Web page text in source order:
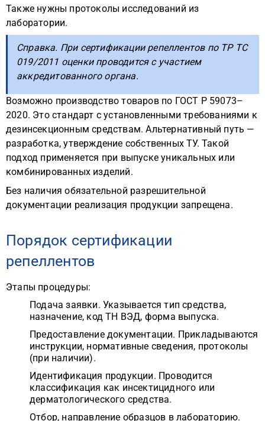
Также нужны протоколы исследований из
лаборатории.
Справка. При сертификации репеллентов по ТР ТС
019/2011 оценки проводится с участием
аккредитованного органа.
Возможно производство товаров по ГОСТ Р 59073–
2020. Это стандарт с установленными требованиями к
дезинсекционным средствам. Альтернативный путь —
разработка, утверждение собственных ТУ. Такой
подход применяется при выпуске уникальных или
комбинированных изделий.
Без наличия обязательной разрешительной
документации реализация продукции запрещена.
Порядок сертификации
репеллентов
Этапы процедуры:
Подача заявки. Указывается тип средства,
назначение, код ТН ВЭД, форма выпуска.
Предоставление документации. Прикладываются
инструкции, нормативные сведения, протоколы
(при наличии).
Идентификация продукции. Проводится
классификация как инсектицидного или
дерматологического средства.
Отбор, направление образцов в лабораторию.